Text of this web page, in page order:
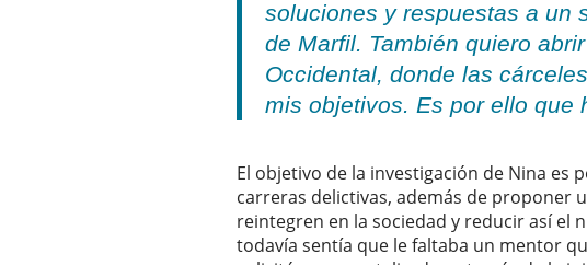
soluciones y respuestas a un
de Marfil. También quiero
Occidental, donde las
mis objetivos. Es por ello que
El objetivo de la investigación de Nina es
carreras delictivas, además de proponer
reintegren en la sociedad y reducir así el
todavía sentía que le faltaba un mentor